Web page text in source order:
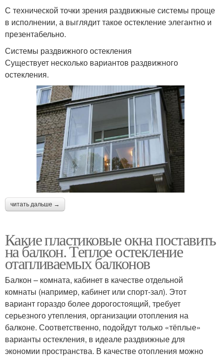
С технической точки зрения раздвижные системы проще
в исполнении, а выглядит такое остекление элегантно и
презентабельно.
Системы раздвижного остекления
Существует несколько вариантов раздвижного
остекления.
читать дальше →
Какие пластиковые окна поставить
на балкон. Теплое остекление
отапливаемых балконов
Балкон – комната, кабинет в качестве отдельной
комнаты (например, кабинет или спорт-зал). Этот
вариант гораздо более дорогостоящий, требует
серьезного утепления, организации отопления на
балконе. Соответственно, подойдут только «тёплые»
варианты остекления, в идеале раздвижные для
экономии пространства. В качестве отопления можно